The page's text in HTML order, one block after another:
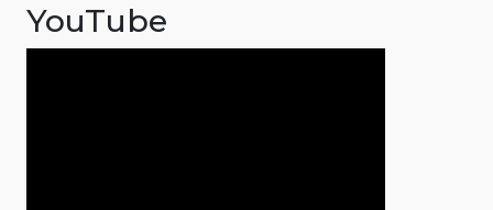
YouTube